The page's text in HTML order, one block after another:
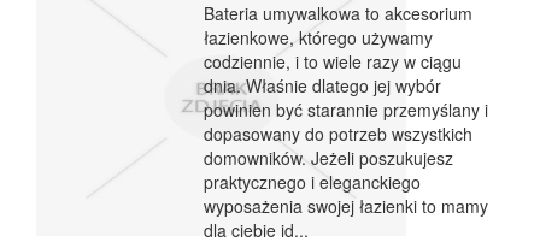
Bateria umywalkowa to akcesorium
łazienkowe, którego używamy
codziennie, i to wiele razy w ciągu
dnia. Właśnie dlatego jej wybór
powinien być starannie przemyślany i
dopasowany do potrzeb wszystkich
domowników. Jeżeli poszukujesz
praktycznego i eleganckiego
wyposażenia swojej łazienki to mamy
dla ciebie id...